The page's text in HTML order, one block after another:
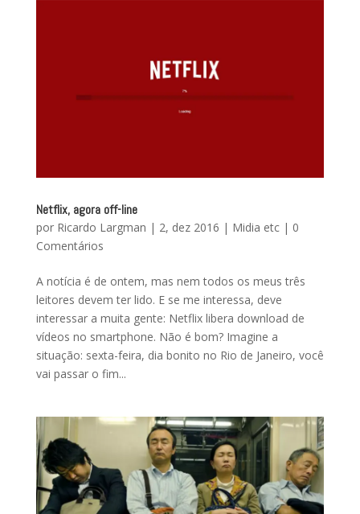
Netflix, agora off-line
por Ricardo Largman | 2, dez 2016 | Midia etc| 0
Comentários
A notícia é de ontem, mas nem todos os meus três
leitores devem ter lido. E se me interessa, deve
interessar a muita gente: Netflix libera download de
vídeos no smartphone. Não é bom? Imagine a
situação: sexta-feira, dia bonito no Rio de Janeiro, você
vai passar o fim...